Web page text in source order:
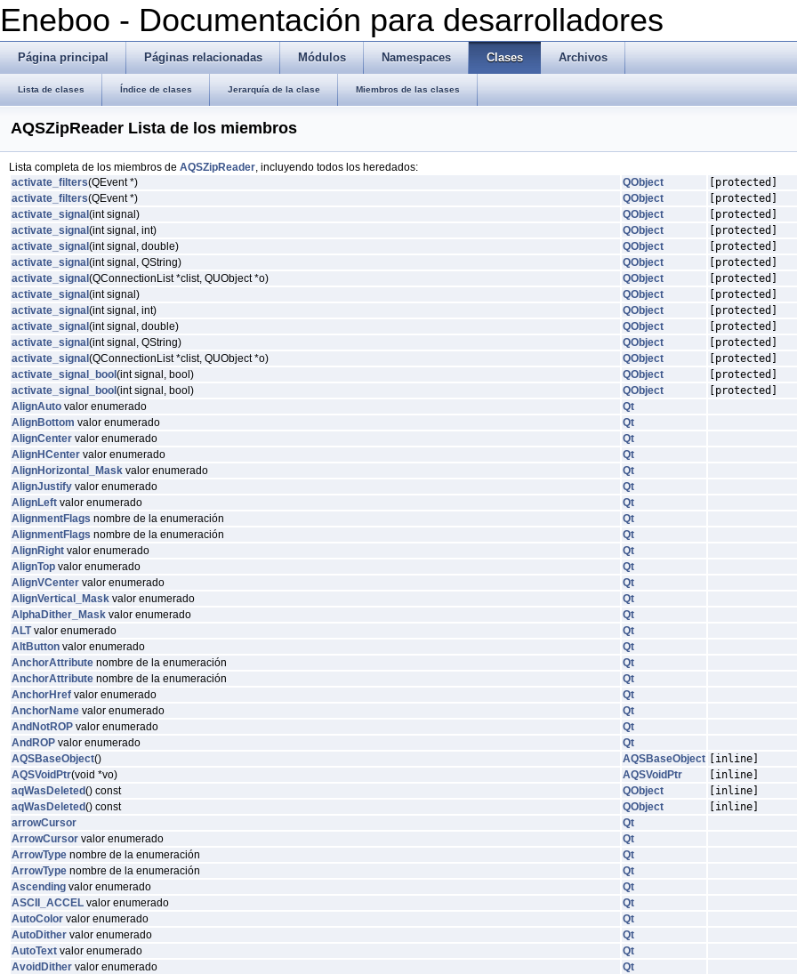
Eneboo - Documentación para desarrolladores
Página principal Páginas relacionadas Módulos Namespaces Clases Archivos
Lista de clases Índice de clases Jerarquía de la clase Miembros de las clases
AQSZipReader Lista de los miembros
Lista completa de los miembros de AQSZipReader, incluyendo todos los heredados:
activate_filters(QEvent *) QObject
[protected]
activate_filters(QEvent *) QObject
[protected]
activate_signal (int signal) QObject
[protected]
activate_signal (int signal, int) QObject
[protected]
activate_signal (int signal, double) QObject
[protected]
activate_signal (int signal, QString) QObject
[protected]
activate_signal (QConnectionList *clist, QUObject *o) QObject
[protected]
activate_signal (int signal) QObject
[protected]
activate_signal (int signal, int) QObject
[protected]
activate_signal (int signal, double) QObject
[protected]
activate_signal (int signal, QString) QObject
[protected]
activate_signal (QConnectionList *clist, QUObject *o) QObject
[protected]
activate_signal_bool (int signal, bool) QObject
[protected]
activate_signal_bool (int signal, bool) QObject
[protected]
AlignAuto valor enumerado
Qt
AlignBottom valor enumerado
Qt
AlignCenter valor enumerado
Qt
AlignHCenter valor enumerado
Qt
AlignHorizontal_Mask valor enumerado
Qt
AlignJustify valor enumerado
Qt
AlignLeft valor enumerado
Qt
AlignmentFlags nombre de la enumeración
Qt
AlignmentFlags nombre de la enumeración
Qt
AlignRight valor enumerado
Qt
AlignTop valor enumerado
Qt
AlignVCenter valor enumerado
Qt
AlignVertical_Mask valor enumerado
Qt
AlphaDither_Mask valor enumerado
Qt
ALTvalor enumerado
Qt
AltButton valor enumerado
Qt
AnchorAttribute nombre de la enumeración
Qt
AnchorAttribute nombre de la enumeración
Qt
AnchorHref valor enumerado
Qt
AnchorName valor enumerado
Qt
AndNotROP valor enumerado
Qt
AndROP valor enumerado
Qt
AQSBaseObject() AQSBaseObject
[inline]
AQSVoidPtr(void *vo) AQSVoidPtr
[inline]
aqWasDeleted() const QObject
[inline]
aqWasDeleted() const QObject
[inline]
arrowCursor
Qt
ArrowCursor valor enumerado
Qt
ArrowType nombre de la enumeración
Qt
ArrowType nombre de la enumeración
Qt
Ascending valor enumerado
Qt
ASCII_ACCEL valor enumerado
Qt
AutoColor valor enumerado
Qt
AutoDither valor enumerado
Qt
AutoText valor enumerado
Qt
AvoidDither valor enumerado
Qt